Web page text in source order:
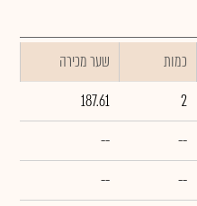
כמות
שער מכירה
2
187.61
--
--
--
--